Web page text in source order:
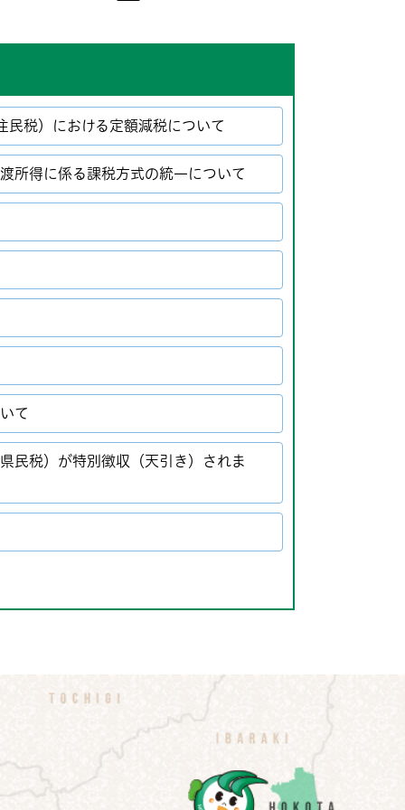
民税）における定額減税について
所得に係る課税方式の統一について
て
民税）が特別徴収（天引き）されま